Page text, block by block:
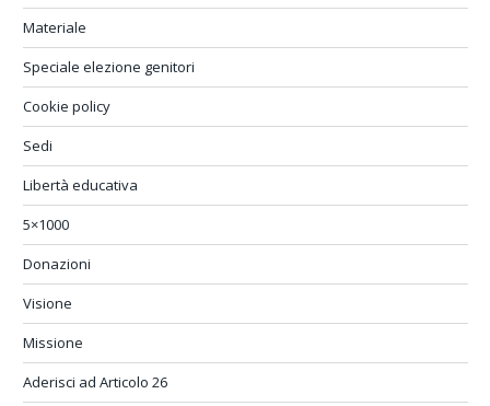
Materiale
Speciale elezione genitori
Cookie policy
Sedi
Libertà educativa
5×1000
Donazioni
Visione
Missione
Aderisci ad Articolo 26